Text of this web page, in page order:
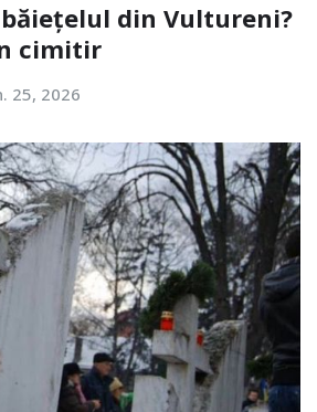
din Vultureni?
cimitir
25, 2026